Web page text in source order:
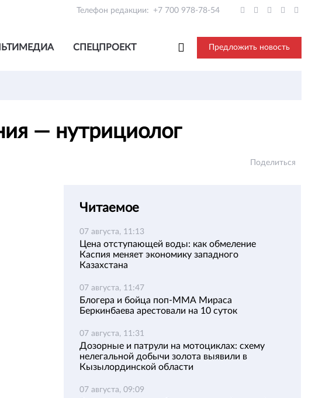
Телефон редакции: +7 700 978-78-54
СПЕЦПРОЕКТ Предложить новость
— нутрициолог
Поделиться
Читаемое
07 августа, 11:13
Цена отступающей воды: как обмеление
Каспия меняет экономику западного
Казахстана
07 августа, 11:47
Блогера и бойца поп-ММА Мираса
Беркинбаева арестовали на 10 суток
07 августа, 11:31
Дозорные и патрули на мотоциклах: схему
нелегальной добычи золота выявили в
Кызылординской области
07 августа, 09:09